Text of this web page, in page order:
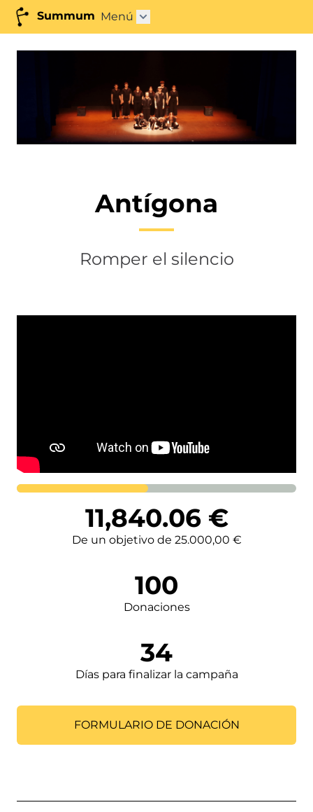
Summum Menú Abrir submenú"
Antígona
Romper el silencio
Lortutakoa
11,840.06€
De un objetivo de 25.000,00 €
100
Donaciones
34
Días para finalizar la campaña
FORMULARIO DE DONACIÓN